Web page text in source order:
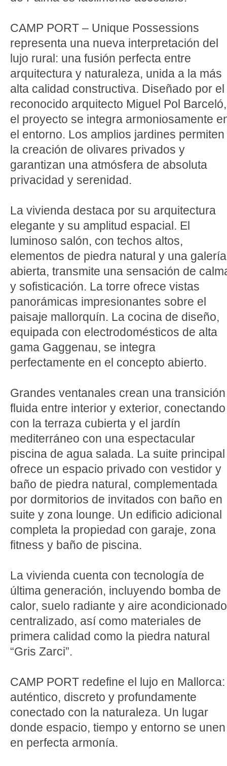
CAMP PORT – Unique Possessions
representa una nueva interpretación del
lujo rural: una fusión perfecta entre
arquitectura y naturaleza, unida a la más
alta calidad constructiva. Diseñado por el
reconocido arquitecto Miguel Pol Barceló,
el proyecto se integra armoniosamente
el entorno. Los amplios jardines permiten
la creación de olivares privados y
garantizan una atmósfera de absoluta
privacidad y serenidad.
La vivienda destaca por su arquitectura
elegante y su amplitud espacial. El
luminoso salón, con techos altos,
elementos de piedra natural y una galería
abierta, transmite una sensación de
y sofisticación. La torre ofrece vistas
panorámicas impresionantes sobre el
paisaje mallorquín. La cocina de diseño,
equipada con electrodomésticos de alta
gama Gaggenau, se integra
perfectamente en el concepto abierto.
Grandes ventanales crean una transición
fluida entre interior y exterior, conectando
con la terraza cubierta y el jardín
mediterráneo con una espectacular
piscina de agua salada. La suite principal
ofrece un espacio privado con vestidor y
baño de piedra natural, complementada
por dormitorios de invitados con baño en
suite y zona lounge. Un edificio adicional
completa la propiedad con garaje, zona
fitness y baño de piscina.
La vivienda cuenta con tecnología de
última generación, incluyendo bomba de
calor, suelo radiante y aire acondicionado
centralizado, así como materiales de
primera calidad como la piedra natural
“Gris Zarci”.
CAMP PORT redefine el lujo en Mallorca:
auténtico, discreto y profundamente
conectado con la naturaleza. Un lugar
donde espacio, tiempo y entorno se unen
en perfecta armonía.